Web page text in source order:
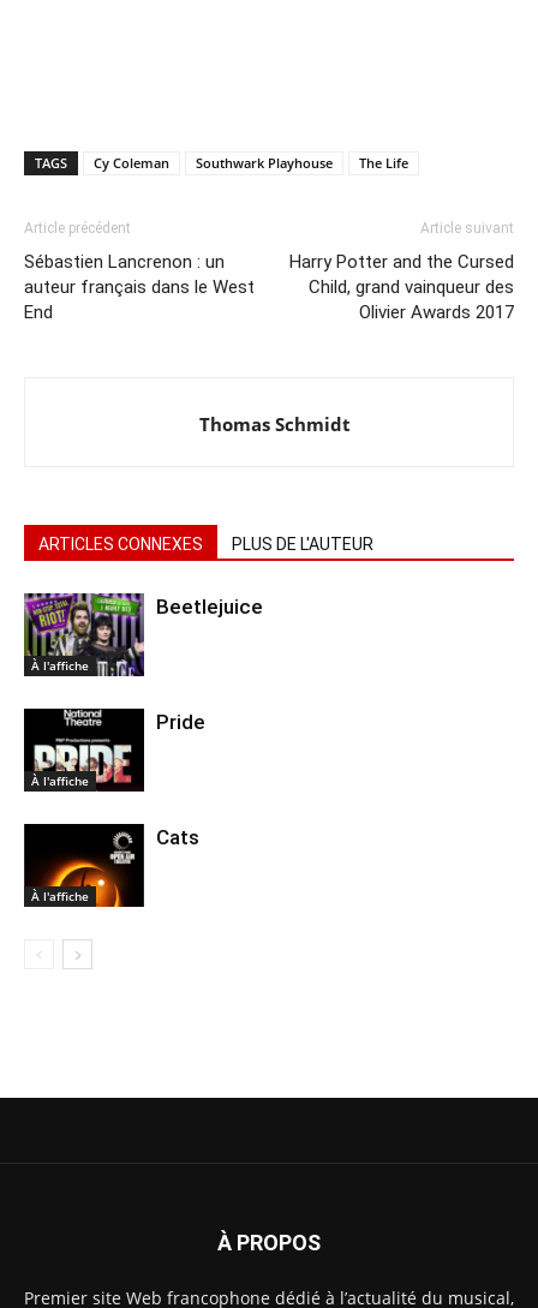
TAGS Cy Coleman Southwark Playhouse The Life
Article précédent
Sébastien Lancrenon : un
auteur français dans le West
End
Article suivant
Harry Potter and the Cursed
Child, grand vainqueur des
Olivier Awards 2017
Thomas Schmidt
ARTICLES CONNEXES PLUS DE L'AUTEUR
À l'affiche
Beetlejuice
À l'affiche
Pride
À l'affiche
Cats
À PROPOS
Premier site Web francophone dédié à l’actualité du musical,